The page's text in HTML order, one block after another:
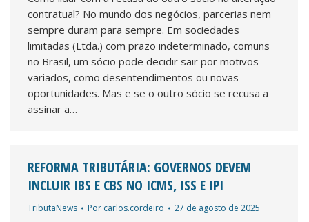
contratual? No mundo dos negócios, parcerias nem
sempre duram para sempre. Em sociedades
limitadas (Ltda.) com prazo indeterminado, comuns
no Brasil, um sócio pode decidir sair por motivos
variados, como desentendimentos ou novas
oportunidades. Mas e se o outro sócio se recusa a
assinar a…
REFORMA TRIBUTÁRIA: GOVERNOS DEVEM
INCLUIR IBS E CBS NO ICMS, ISS E IPI
TributaNews Por carlos.cordeiro 27 de agosto de 2025